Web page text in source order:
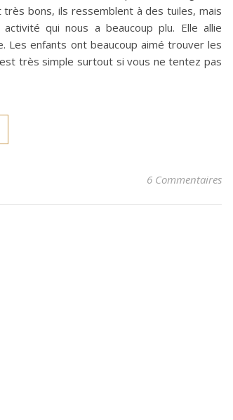
bons, ils ressemblent à des tuiles, mais
qui nous a beaucoup plu. Elle allie
Les enfants ont beaucoup aimé trouver les
très simple surtout si vous ne tentez pas
6 Commentaires